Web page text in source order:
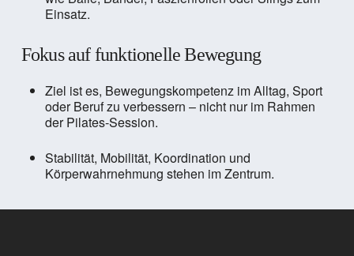
Einsatz.
Fokus auf funktionelle Bewegung
Ziel ist es, Bewegungskompetenz im Alltag, Sport
oder Beruf zu verbessern – nicht nur im Rahmen
der Pilates-Session.
Stabilität, Mobilität, Koordination und
Körperwahrnehmung stehen im Zentrum.